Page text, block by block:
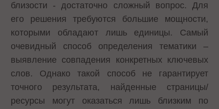
близости - достаточно сложный вопрос. Для
его решения требуются большие мощности,
которыми обладают лишь единицы. Самый
очевидный способ определения тематики –
выявление совпадения конкретных ключевых
слов. Однако такой способ не гарантирует
точного результата, найденные страницы/
ресурсы могут оказаться лишь близким по